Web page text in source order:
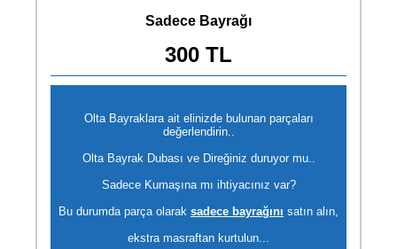
Sadece Bayrağı
300 TL
Olta Bayraklara ait elinizde bulunan parçaları
değerlendirin..
Olta Bayrak Dubası ve Direğiniz duruyor mu..
Sadece Kumaşına mı ihtiyacınız var?
Bu durumda parça olarak sadece bayrağını satın alın,
ekstra masraftan kurtulun...